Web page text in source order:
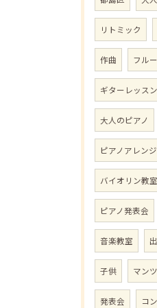
リトミック
作曲 フル
ギターレッスン
大人のピアノ
ピアノアレンジ
バイオリン教室
ピアノ発表会
音楽教室
子供 マン
発表会 コ